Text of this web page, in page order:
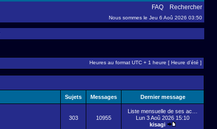
FAQ Rechercher
Nous sommes le Jeu 6 Aoû 2026 03:50
Heures au format UTC + 1 heure [ Heure d’été ]
Sujets Messages Dernier message
303 10955
Liste mensuelle de ses ac…
Lun 3 Aoû 2026 15:10
kisagi